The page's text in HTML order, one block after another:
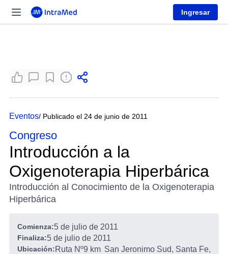
Ingresar
Eventos/ Publicado el 24 de junio de 2011
Congreso
Introducción a la
Oxigenoterapia Hiperbárica
Introducción al Conocimiento de la Oxigenoterapia
Hiperbárica
Comienza:5 de julio de 2011
Finaliza:5 de julio de 2011
Ubicación:Ruta Nº9 km San Jeronimo Sud, Santa Fe,